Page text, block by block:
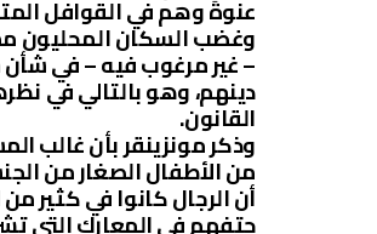
عنوةً وهم في القوافل
وغضب السكان المحليون
– غير مرغوب فيه – في
دينهم، وهو بالتالي في
القانون.
وذكر مونزينقر بأن غالب
من الأطفال الصغار من
أن الرجال كانوا في كثير
حتفهم في المعارك التي